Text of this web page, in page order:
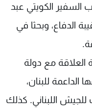
الكويتي عبد
الدفاع، وبحثا في
العلاقة مع دولة
للبنان،
للجيش اللبناني. كذلك